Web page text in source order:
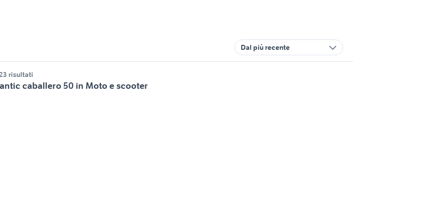
Dal più recente
risultati
caballero 50 in Moto e scooter